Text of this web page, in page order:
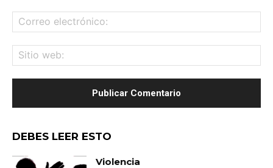
DEBES LEER ESTO
Violencia